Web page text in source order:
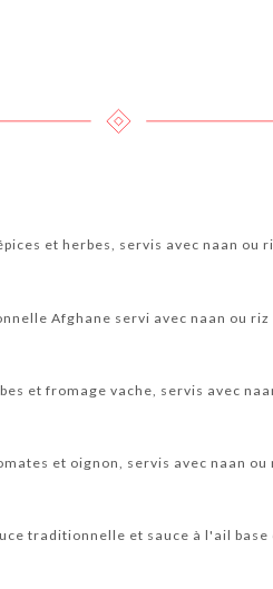
et herbes, servis avec naan ou
Afghane servi avec naan ou riz
et fromage vache, servis avec
et oignon, servis avec naan ou
traditionnelle et sauce à l'ail